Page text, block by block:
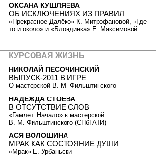
ОКСАНА КУШЛЯЕВА
ОБ ИСКЛЮЧЕНИЯХ ИЗ ПРАВИЛ
«Прекрасное Далёко» К. Митрофановой, «Где-
то и около» и «Блондинка» Е. Максимовой
КУРСОВАЯ ЖИЗНЬ
НИКОЛАЙ ПЕСОЧИНСКИЙ
ВЫПУСК-2011 В ИГРЕ
О мастерской В. М. Фильштинского
НАДЕЖДА СТОЕВА
В ОТСУТСТВИЕ СЛОВ
«Гамлет. Начало» в мастерской
В. М. Фильштинского (СПбГАТИ)
АСЯ ВОЛОШИНА
МРАК КАК СОСТОЯНИЕ ДУШИ
«Мрак» Е. Урбаньски